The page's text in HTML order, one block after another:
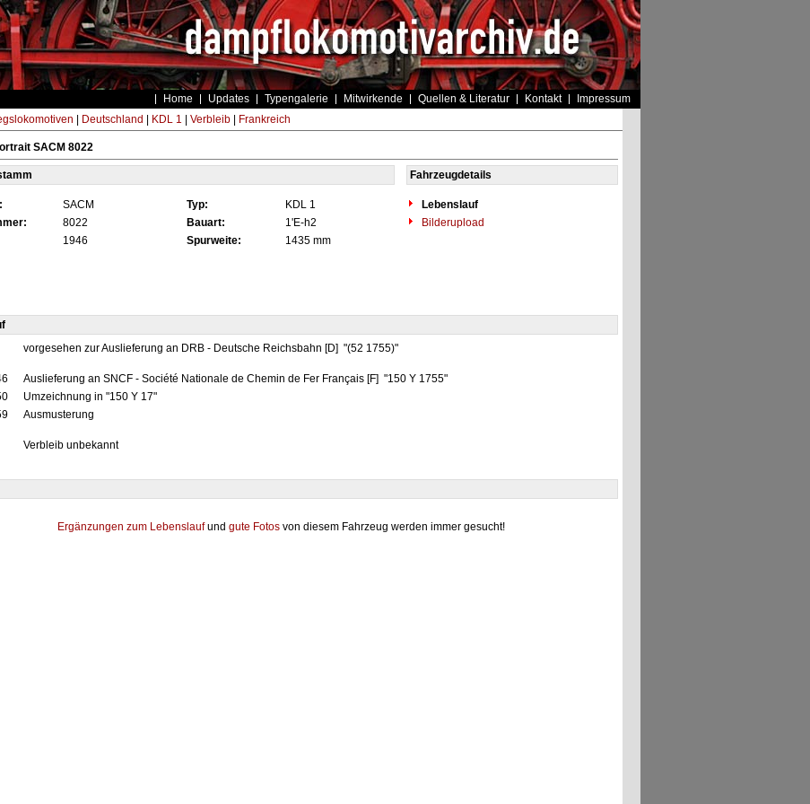
Home Updates Typengalerie Mitwirkende Quellen & Literatur Kontakt Impressum
Deutschland KDL 1 Verbleib| Frankreich
SACM 8022
Fahrzeugdetails
SACM Typ: KDL 1
Lebenslauf
8022 Bauart: 1'E-h2
Bilderupload
1946 Spurweite: 1435 mm
vorgesehen zur Auslieferung an DRB - Deutsche Reichsbahn [D] "(52 1755)"
Auslieferung an SNCF - Société Nationale de Chemin de Fer Français [F] "150 Y 1755"
Umzeichnung in "150 Y 17"
Ausmusterung
Verbleib unbekannt
Ergänzungen zum Lebenslaufund gute Fotos von diesem Fahrzeug werden immer gesucht!